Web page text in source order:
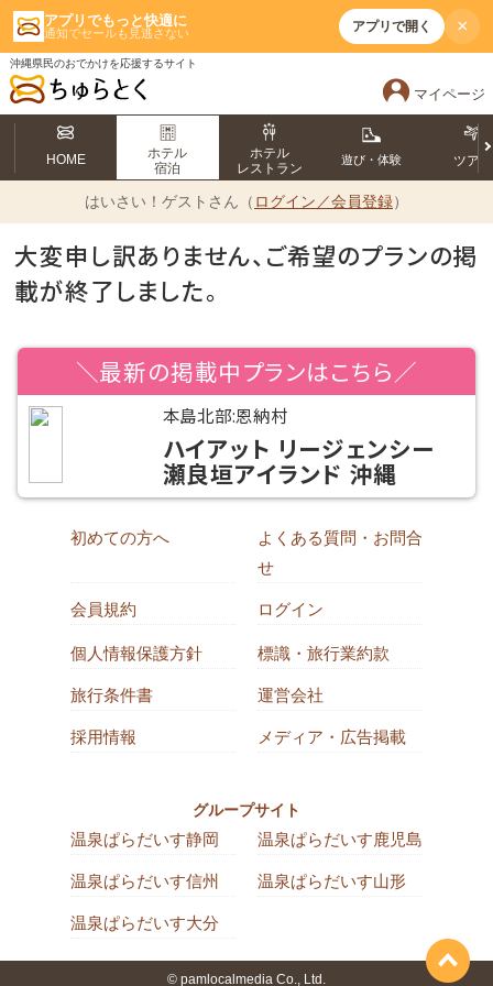
アプリでもっと快適に
通知でセールも見逃さない アプリで開く ×
沖縄県民のおでかけを応援するサイト
マイページ
HOME
ホテル
宿泊
ホテル
レストラン
遊び・体験 ツアー
はいさい！ ゲストさん（ ログイン／会員登録）
大変申し訳ありません、ご希望のプランの掲
載が終了しました。
＼最新の掲載中プランはこちら／
本島北部:恩納村
ハイアット リージェンシー
瀬良垣アイランド 沖縄
初めての方へ
よくある質問・お問合
せ
会員規約 ログイン
個人情報保護方針 標識・旅行業約款
旅行条件書 運営会社
採用情報 メディア・広告掲載
グループサイト
温泉ぱらだいす静岡 温泉ぱらだいす鹿児島
温泉ぱらだいす信州 温泉ぱらだいす山形
温泉ぱらだいす大分
© pamlocalmedia Co., Ltd.